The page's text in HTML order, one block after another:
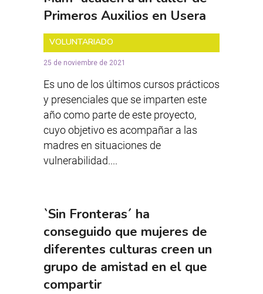
Primeros Auxilios en Usera
VOLUNTARIADO
25 de noviembre de 2021
Es uno de los últimos cursos prácticos
y presenciales que se imparten este
año como parte de este proyecto,
cuyo objetivo es acompañar a las
madres en situaciones de
vulnerabilidad....
`Sin Fronteras´ ha
conseguido que mujeres de
diferentes culturas creen un
grupo de amistad en el que
compartir